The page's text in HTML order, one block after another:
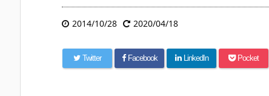
2014/10/28 2020/04/18
Twitter Facebook LinkedIn Pocket